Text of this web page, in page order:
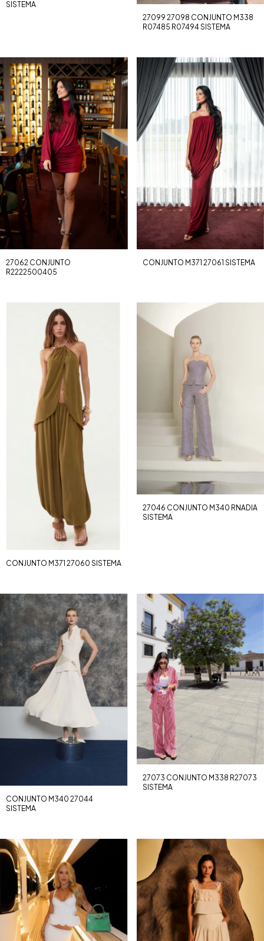
SISTEMA
27099 27098 CONJUNTO M338
R07485 R07494 SISTEMA
27062 CONJUNTO
R2222500405
CONJUNTO M371 27061 SISTEMA
CONJUNTO M371 27060 SISTEMA
27046 CONJUNTO M340 RNADIA
SISTEMA
CONJUNTO M340 27044
SISTEMA
27073 CONJUNTO M338 R27073
SISTEMA